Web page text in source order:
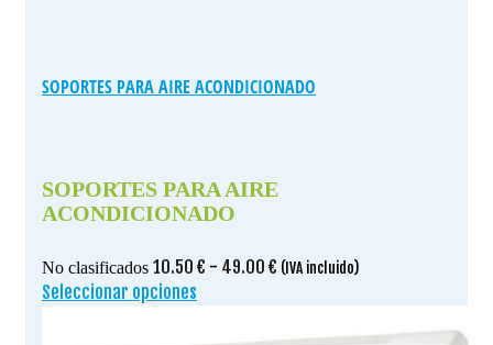
SOPORTES PARA AIRE ACONDICIONADO
SOPORTES PARA AIRE
ACONDICIONADO
No clasificados 10.50 € - 49.00 € Rango
desde
(IVA incluido)
Seleccionar opciones